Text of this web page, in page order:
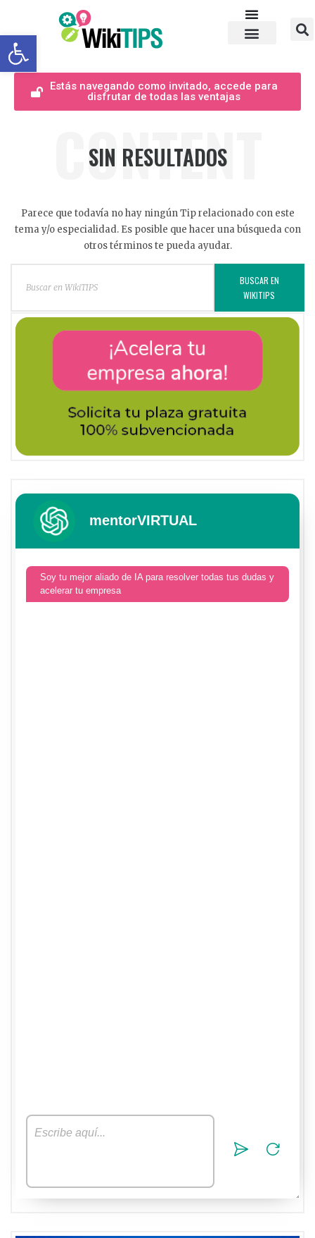
Abrir barra de herramientas
Estás navegando como invitado, accede para
disfrutar de todas las ventajas
CONTENT
SIN RESULTADOS
Parece que todavía no hay ningún Tip relacionado con este
tema y/o especialidad. Es posible que hacer una búsqueda con
otros términos te pueda ayudar.
BUSCAR EN
WIKITIPS
mentorVIRTUAL
Soy tu mejor aliado de IA para resolver todas tus dudas y
acelerar tu empresa